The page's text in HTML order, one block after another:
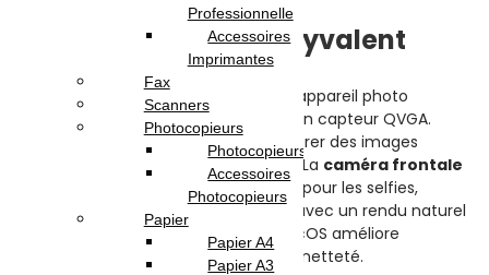
Appareil photo polyvalent
À l’arrière, le smartphone intègre un appareil photo
principal de
50 Mpx (f/1.8)
aidé par un capteur QVGA.
Cette combinaison permet de capturer des images
détaillées, lumineuses et équilibrées. La caméra frontale
est parfaitement adaptée pour les selfies,
appels vidéo et les réseaux sociaux, avec un rendu naturel
et clair. L’optimisation logicielle MagicOS améliore
automatiquement les couleurs et la netteté.
Professionnelle
Accessoires
Imprimantes
Fax
Scanners
Photocopieurs
Photocopieurs A4 | A3
Accessoires
Photocopieurs
Papier
Papier A4
Papier A3